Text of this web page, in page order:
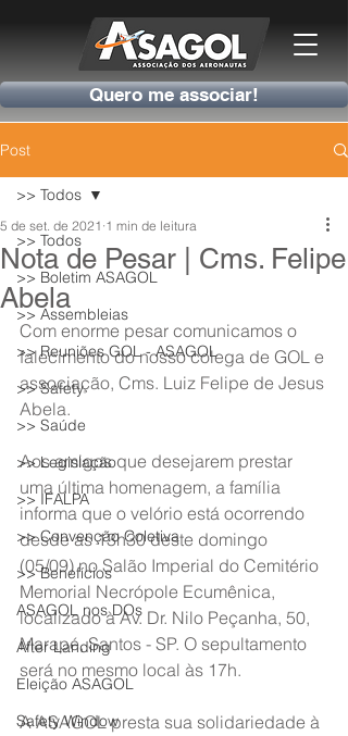
Quero me associar!
Post
>> Todos
>> Boletim ASAGOL
>> Assembleias
>> Reuniões GOL - ASAGOL
>> Safety
>> Saúde
>> Legislação
>> IFALPA
>> Convenção Coletiva
>> Benefícios
ASAGOL nos DOs
After Landing
Eleição ASAGOL
Safety Window
>> Todos
Nota de Pesar | Cms. Felipe
Abela
5 de set. de 2021 1 min de leitura
Com enorme pesar comunicamos o
falecimento do nosso colega de GOL e
associação, Cms. Luiz Felipe de Jesus
Abela.
Aos amigos que desejarem prestar
uma última homenagem, a família
informa que o velório está ocorrendo
desde as 13h30 deste domingo
(05/09) no Salão Imperial do Cemitério
Memorial Necrópole Ecumênica,
localizado à Av. Dr. Nilo Peçanha, 50,
Marapé, Santos - SP. O sepultamento
será no mesmo local às 17h.
A ASAGOL presta sua solidariedade à